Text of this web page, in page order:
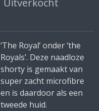
Uitverkocht
‘The Royal’ onder ‘the
Royals’. Deze naadloze
shorty is gemaakt van
super zacht microfibre
en is daardoor als een
tweede huid.